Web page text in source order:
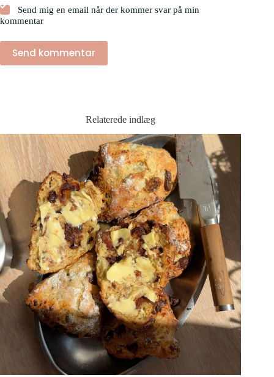
Send mig en email når der kommer svar på min
kommentar
Send kommentar
Relaterede indlæg